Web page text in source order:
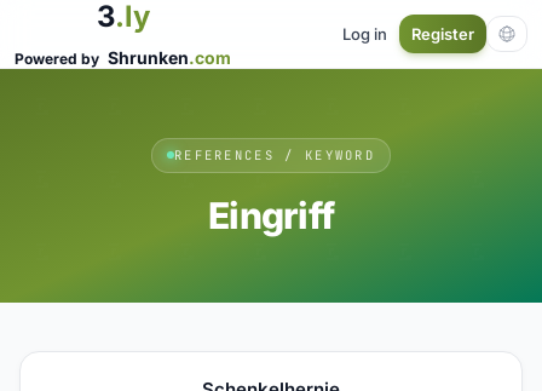
3.ly
Powered by Shrunken.com
Log in Register
REFERENCES / KEYWORD
Eingriff